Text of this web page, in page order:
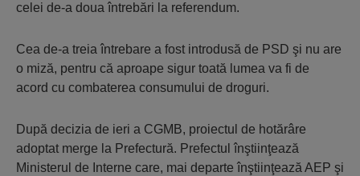
celei de-a doua întrebări la referendum.
Cea de-a treia întrebare a fost introdusă de PSD şi nu are
o miză, pentru că aproape sigur toată lumea va fi de
acord cu combaterea consumului de droguri.
După decizia de ieri a CGMB, proiectul de hotărâre
adoptat merge la Prefectură. Prefectul înştiinţează
Ministerul de Interne care, mai departe înştiinţează AEP şi